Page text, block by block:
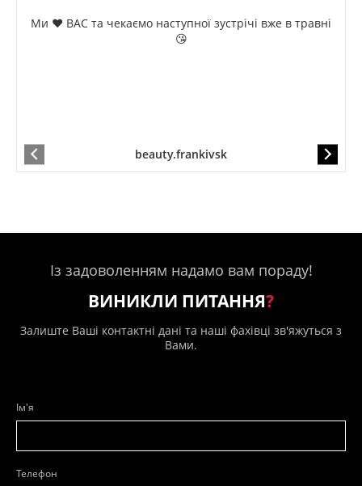
Ми ❤️ ВАС та чекаємо наступної зустрічі вже в травні
😘
beauty.frankivsk
Із задоволенням надамо вам пораду!
ВИНИКЛИ ПИТАННЯ?
Залиште Ваші контактні дані та наші фахівці зв'яжуться з
Вами.
Ім'я
Телефон